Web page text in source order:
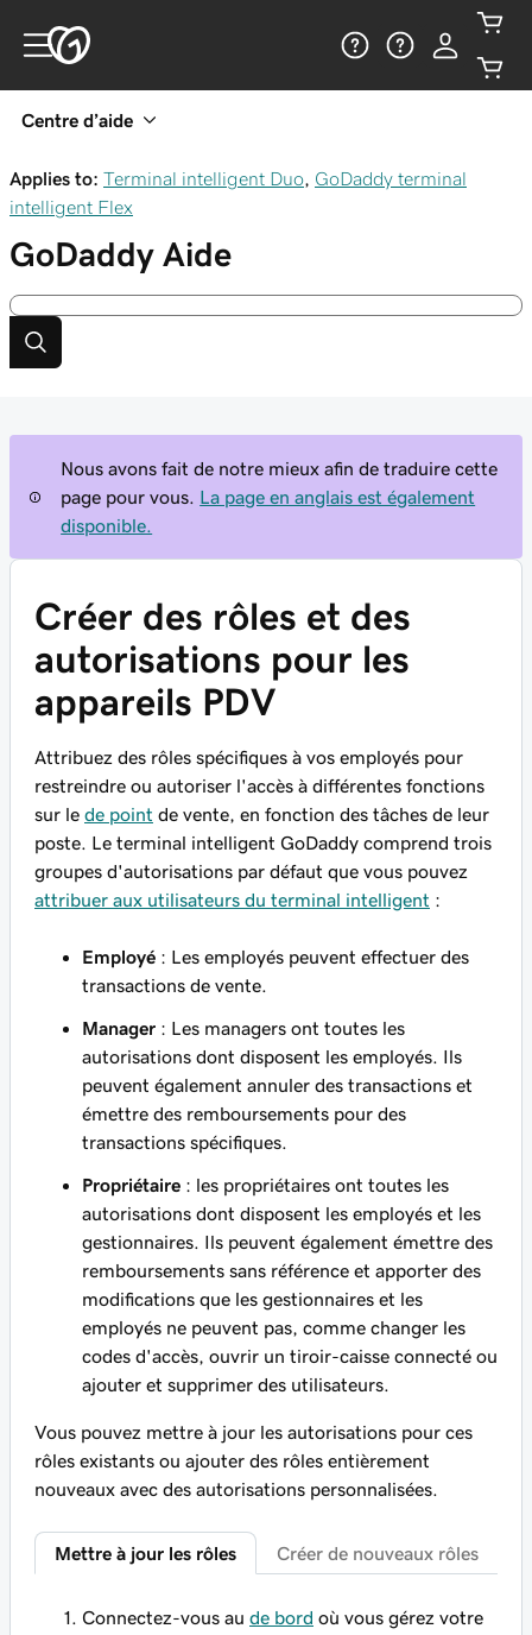
Centre d’aide
Applies to: Terminal intelligent Duo
GoDaddy terminal
intelligent Flex
GoDaddy Aide
Nous avons fait de notre mieux afin de traduire cette
page pour vous.
La page en anglais est également
disponible.
Créer des rôles et des
autorisations pour les
appareils PDV
Attribuez des rôles spécifiques à vos employés pour
restreindre ou autoriser l'accès à différentes fonctions
sur le de point de vente, en fonction des tâches de leur
poste. Le terminal intelligent GoDaddy comprend trois
groupes d'autorisations par défaut que vous pouvez
attribuer aux utilisateurs du terminal intelligent :
Employé : Les employés peuvent effectuer des
transactions de vente.
Manager : Les managers ont toutes les
autorisations dont disposent les employés. Ils
peuvent également annuler des transactions et
émettre des remboursements pour des
transactions spécifiques.
Propriétaire : les propriétaires ont toutes les
autorisations dont disposent les employés et les
gestionnaires. Ils peuvent également émettre des
remboursements sans référence et apporter des
modifications que les gestionnaires et les
employés ne peuvent pas, comme changer les
codes d'accès, ouvrir un tiroir-caisse connecté ou
ajouter et supprimer des utilisateurs.
Vous pouvez mettre à jour les autorisations pour ces
rôles existants ou ajouter des rôles entièrement
nouveaux avec des autorisations personnalisées.
Mettre à jour les rôles Créer de nouveaux rôles
Connectez-vous au de bord où vous gérez votre